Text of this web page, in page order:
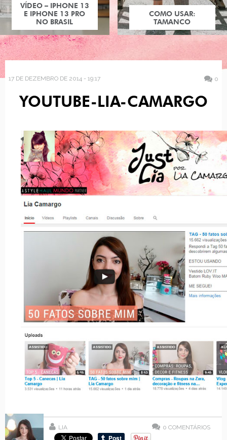
VÍDEO – IPHONE 13
E IPHONE 13 PRO
NO BRASIL
COMO USAR:
TAMANCO
17 DE DEZEMBRO DE 2014 - 19:17 0
YOUTUBE-LIA-CAMARGO
LIA 0 COMENTÁRIOS